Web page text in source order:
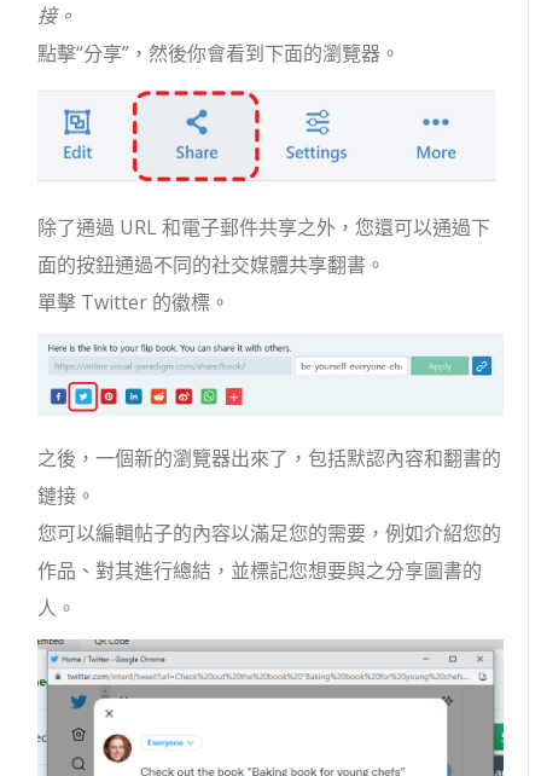
接。
點擊“分享”，然後你會看到下面的瀏覽器。
除了通過 URL 和電子郵件共享之外，您還可以通過下
面的按鈕通過不同的社交媒體共享翻書。
單擊 Twitter 的徽標。
之後，一個新的瀏覽器出來了，包括默認內容和翻書的
鏈接。
您可以編輯帖子的內容以滿足您的需要，例如介紹您的
作品、對其進行總結，並標記您想要與之分享圖書的
人。